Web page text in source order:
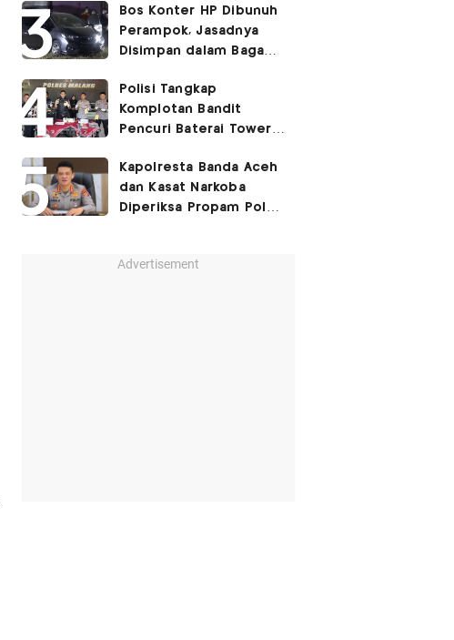
Bos Konter HP Dibunuh
Perampok, Jasadnya
Disimpan dalam Bagasi
Polisi Tangkap
Komplotan Bandit
Pencuri Baterai Tower,
Juta
Kapolresta Banda Aceh
dan Kasat Narkoba
Diperiksa Propam Polri,
Advertisement